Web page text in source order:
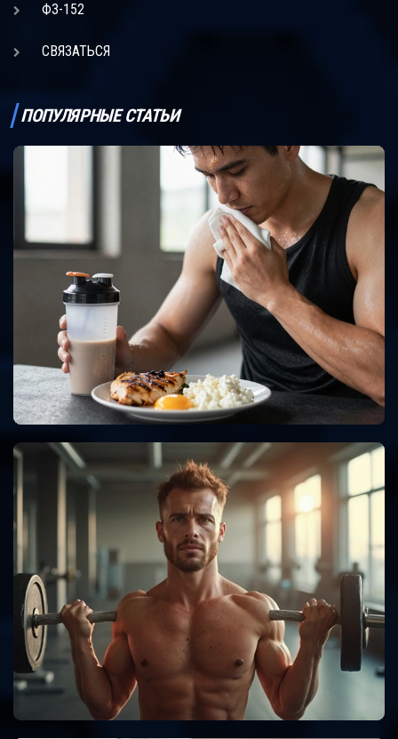
ФЗ-152
СВЯЗАТЬСЯ
ПОПУЛЯРНЫЕ СТАТЬИ